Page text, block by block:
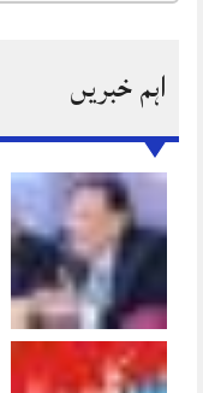
اہم خبریں